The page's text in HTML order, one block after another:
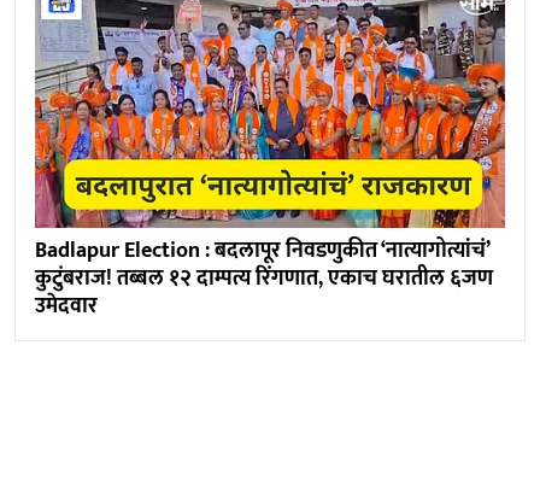
Badlapur Election : बदलापूर निवडणुकीत ‘नात्यागोत्यांचं’
कुटुंबराज! तब्बल १२ दाम्पत्य रिंगणात, एकाच घरातील ६जण
उमेदवार